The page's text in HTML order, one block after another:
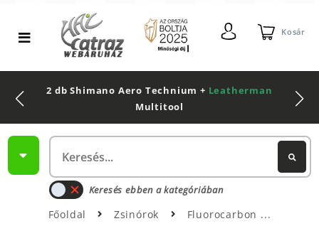
Kosár
2 db Shimano Aero Technium + Leatherman
Multitool
Keresés ebben a kategóriában
Főoldal Zsinórok
Fluorocarbon